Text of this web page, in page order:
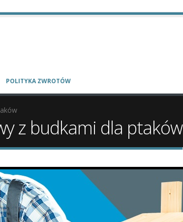
POLITYKA ZWROTÓW
z budkami dla ptaków